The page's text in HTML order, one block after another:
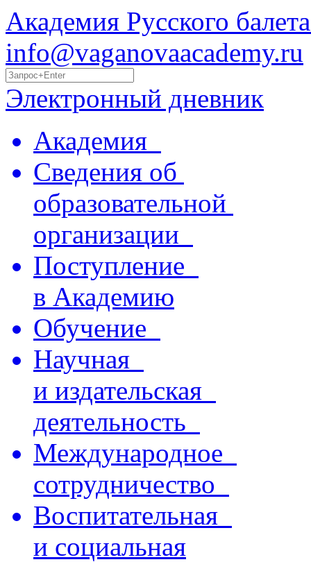
Академия Русского
info@vaganovaacademy.ru
Электронный дневник
Академия
Сведения об
образовательной
организации
Поступление
в Академию
Обучение
Научная
и издательская
деятельность
Международное
сотрудничество
Воспитательная
и социальная